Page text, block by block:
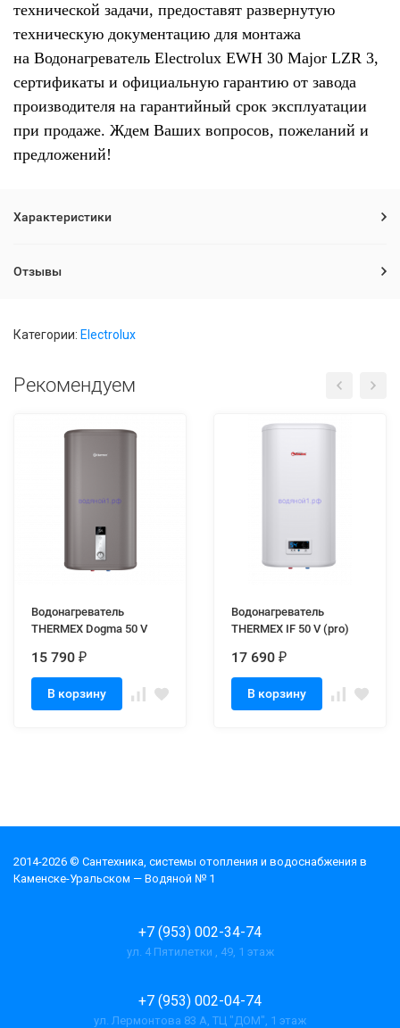
технической задачи, предоставят развернутую
техническую документацию для монтажа
на Водонагреватель Electrolux EWH 30 Major LZR 3,
сертификаты и официальную гарантию от завода
производителя на гарантийный срок эксплуатации
при продаже. Ждем Ваших вопросов, пожеланий и
предложений!
Характеристики
Отзывы
Категории: Electrolux
Рекомендуем
Водонагреватель
THERMEX Dogma 50 V
15 790 ₽
В корзину
Водонагреватель
THERMEX IF 50 V (pro)
17 690 ₽
В корзину
2014-2026 © Cантехника, системы отопления и водоснабжения в
Каменске-Уральском — Водяной № 1
+7 (953) 002-34-74
ул. 4 Пятилетки , 49, 1 этаж
+7 (953) 002-04-74
ул. Лермонтова 83 А, ТЦ "ДОМ", 1 этаж